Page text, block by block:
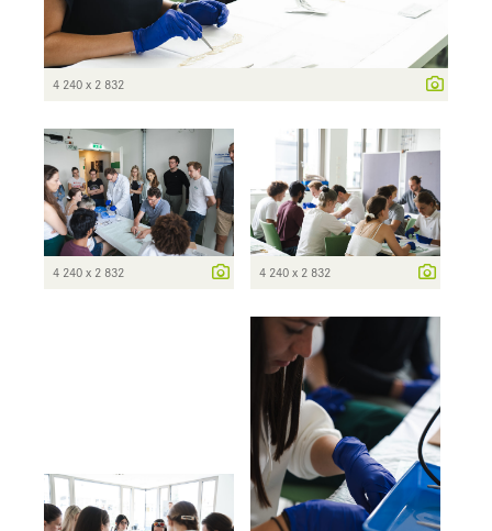
4 240 x 2 832
4 240 x 2 832 4 240 x 2 832